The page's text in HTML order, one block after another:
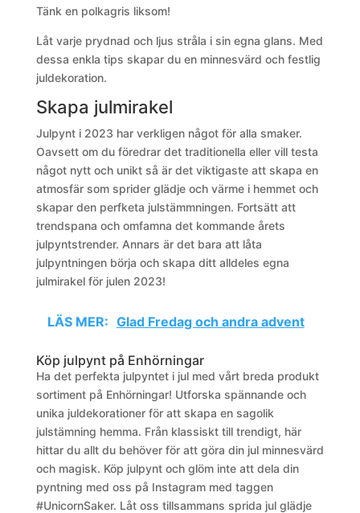
Tänk en polkagris liksom!
Låt varje prydnad och ljus stråla i sin egna glans. Med
dessa enkla tips skapar du en minnesvärd och festlig
juldekoration.
Skapa julmirakel
Julpynt i 2023 har verkligen något för alla smaker.
Oavsett om du föredrar det traditionella eller vill testa
något nytt och unikt så är det viktigaste att skapa en
atmosfär som sprider glädje och värme i hemmet och
skapar den perfketa julstämmningen. Fortsätt att
trendspana och omfamna det kommande årets
julpyntstrender. Annars är det bara att låta
julpyntningen börja och skapa ditt alldeles egna
julmirakel för julen 2023!
LÄS MER: Glad Fredag och andra advent
Köp julpynt på Enhörningar
Ha det perfekta julpyntet i jul med vårt breda produkt
sortiment på Enhörningar! Utforska spännande och
unika juldekorationer för att skapa en sagolik
julstämning hemma. Från klassiskt till trendigt, här
hittar du allt du behöver för att göra din jul minnesvärd
och magisk. Köp julpynt och glöm inte att dela din
pyntning med oss på Instagram med taggen
#UnicornSaker. Låt oss tillsammans sprida jul glädje